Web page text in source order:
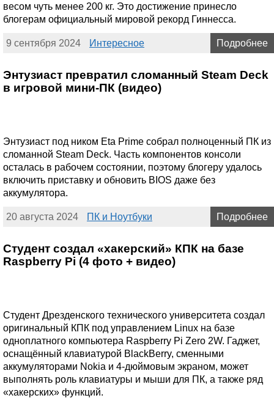
весом чуть менее 200 кг. Это достижение принесло
блогерам официальный мировой рекорд Гиннесса.
9 сентября 2024 Интересное Подробнее
Энтузиаст превратил сломанный Steam Deck
в игровой мини-ПК (видео)
Энтузиаст под ником Eta Prime собрал полноценный ПК из
сломанной Steam Deck. Часть компонентов консоли
осталась в рабочем состоянии, поэтому блогеру удалось
включить приставку и обновить BIOS даже без
аккумулятора.
20 августа 2024 ПК и Ноутбуки Подробнее
Студент создал «хакерский» КПК на базе
Raspberry Pi (4 фото + видео)
Студент Дрезденского технического университета создал
оригинальный КПК под управлением Linux на базе
одноплатного компьютера Raspberry Pi Zero 2W. Гаджет,
оснащённый клавиатурой BlackBerry, сменными
аккумуляторами Nokia и 4-дюймовым экраном, может
выполнять роль клавиатуры и мыши для ПК, а также ряд
«хакерских» функций.